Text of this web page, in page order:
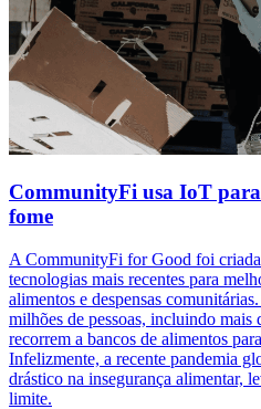
CommunityFi usa IoT
fome
A CommunityFi for Good foi
tecnologias mais recentes para
alimentos e despensas
milhões de pessoas, incluindo mais
recorrem a bancos de alimentos
Infelizmente, a recente pandemia
drástico na insegurança alimentar,
limite.